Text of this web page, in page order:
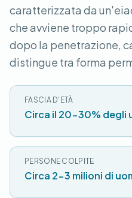
caratterizzata da
che avviene troppo
dopo la penetrazione,
distingue tra forma
FASCIA D'ETÀ
Circa il 20-30% degli
PERSONE COLPITE
Circa 2-3 milioni di